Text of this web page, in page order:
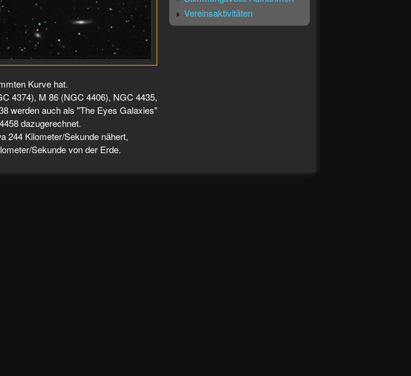
Kurve hat.
4374), M 86 (NGC 4406), NGC 4435,
werden auch als "The Eyes Galaxies"
dazugerechnet.
244 Kilometer/Sekunde nähert,
Sekunde von der Erde.
Vereinsaktivitäten